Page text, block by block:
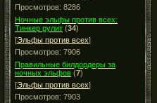
Просмотров: 8286
Ночные эльфы против всех:
Тинкер рулит (34)
[Эльфы против всех]
Просмотров: 7906
Правильные билдордеры за
ночных эльфов (7)
[Эльфы против всех]
Просмотров: 7903